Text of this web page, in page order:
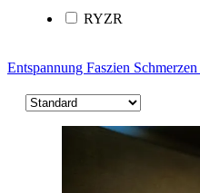
RYZR
Entspannung Faszien Schmerzen